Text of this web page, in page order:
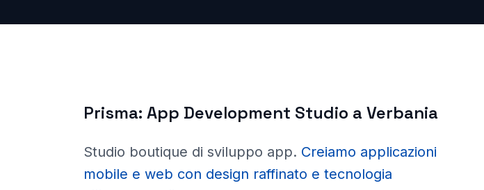
Prisma: App Development Studio a Verbania
Studio boutique di sviluppo app. Creiamo applicazioni
mobile e web con design raffinato e tecnologia